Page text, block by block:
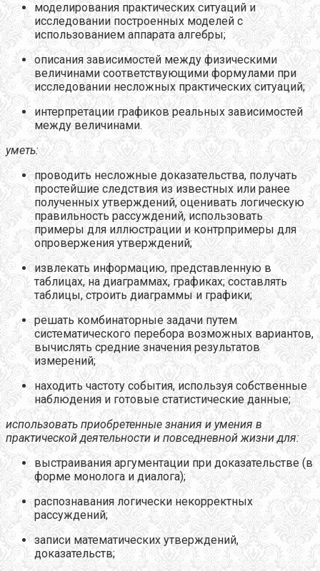
моделирования практических ситуаций и
исследовании построенных моделей с
использованием аппарата алгебры;
описания зависимостей между физическими
величинами соответствующими формулами при
исследовании несложных практических ситуаций;
интерпретации графиков реальных зависимостей
между величинами.
уметь:
проводить несложные доказательства, получать
простейшие следствия из известных или ранее
полученных утверждений, оценивать логическую
правильность рассуждений, использовать
примеры для иллюстрации и контрпримеры для
опровержения утверждений;
извлекать информацию, представленную в
таблицах, на диаграммах, графиках; составлять
таблицы, строить диаграммы и графики;
решать комбинаторные задачи путем
систематического перебора возможных вариантов,
вычислять средние значения результатов
измерений;
находить частоту события, используя собственные
наблюдения и готовые статистические данные;
использовать приобретенные знания и умения в
практической деятельности и повседневной жизни для:
выстраивания аргументации при доказательстве (в
форме монолога и диалога);
распознавания логически некорректных
рассуждений;
записи математических утверждений,
доказательств;